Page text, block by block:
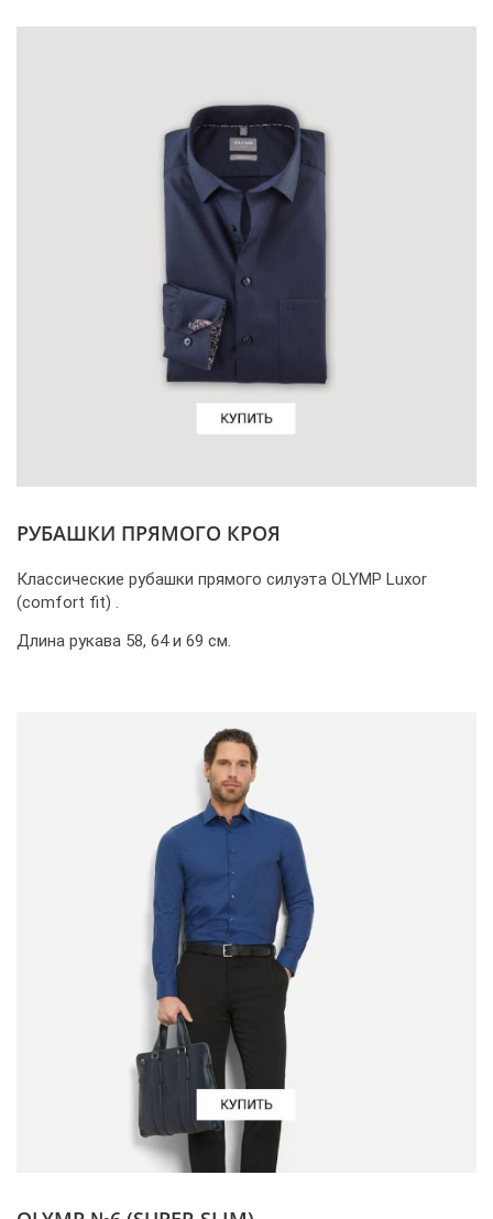
РУБАШКИ ПРЯМОГО КРОЯ
Классические рубашки прямого силуэта OLYMP Luxor
(comfort fit) .
Длина рукава 58, 64 и 69 см.